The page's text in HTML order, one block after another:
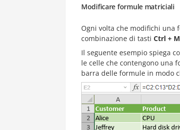
Modificare formule matriciali
Ogni volta che modifichi una
combinazione di tasti Ctrl +
Il seguente esempio spiega
le celle che contengono una
barra delle formule in modo